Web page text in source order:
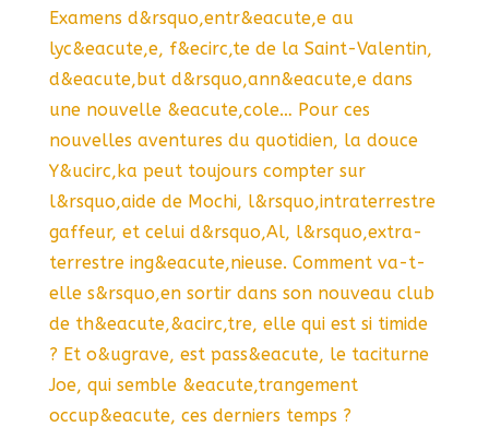
Examens d&rsquo,entr&eacute,e au
lyc&eacute,e, f&ecirc,te de la Saint-Valentin,
d&eacute,but d&rsquo,ann&eacute,e dans
une nouvelle &eacute,cole… Pour ces
nouvelles aventures du quotidien, la douce
Y&ucirc,ka peut toujours compter sur
l&rsquo,aide de Mochi, l&rsquo,intraterrestre
gaffeur, et celui d&rsquo,Al, l&rsquo,extra-
terrestre ing&eacute,nieuse. Comment va-t-
elle s&rsquo,en sortir dans son nouveau club
de th&eacute,&acirc,tre, elle qui est si timide
? Et o&ugrave, est pass&eacute, le taciturne
Joe, qui semble &eacute,trangement
occup&eacute, ces derniers temps ?